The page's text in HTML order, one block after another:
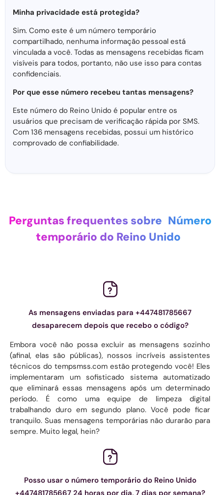
Minha privacidade está protegida?
Sim. Como este é um número temporário
compartilhado, nenhuma informação pessoal está
vinculada a você. Todas as mensagens recebidas ficam
visíveis para todos, portanto, não use isso para contas
confidenciais.
Por que esse número recebeu tantas mensagens?
Este número do Reino Unido é popular entre os
usuários que precisam de verificação rápida por SMS.
Com 136 mensagens recebidas, possui um histórico
comprovado de confiabilidade.
Perguntas frequentes sobre Número
temporário do Reino Unido
As mensagens enviadas para +447481785667
desaparecem depois que recebo o código?
Embora você não possa excluir as mensagens sozinho
(afinal, elas são públicas), nossos incríveis assistentes
técnicos do tempsmss.com estão protegendo você! Eles
implementaram um sofisticado sistema automatizado
que eliminará essas mensagens após um determinado
período. É como uma equipe de limpeza digital
trabalhando duro em segundo plano. Você pode ficar
tranquilo. Suas mensagens temporárias não durarão para
sempre. Muito legal, hein?
Posso usar o número temporário do Reino Unido
+447481785667 24 horas por dia, 7 dias por semana?